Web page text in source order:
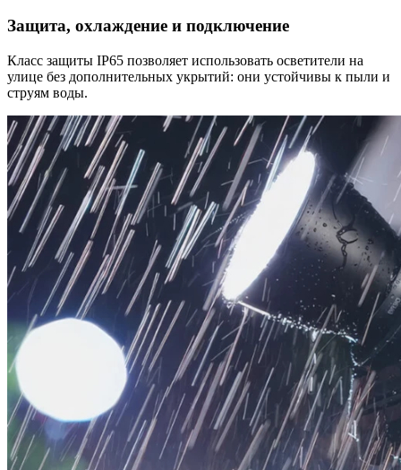
Защита, охлаждение и подключение
Класс защиты IP65 позволяет использовать осветители на
улице без дополнительных укрытий: они устойчивы к пыли и
струям воды.